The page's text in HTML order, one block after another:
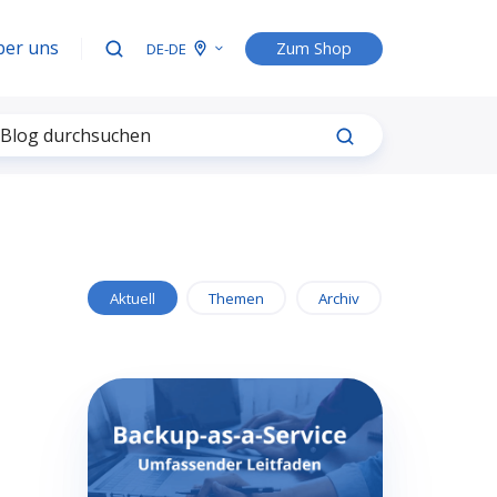
uns DE-DE Zum Shop
Aktuell Themen Archiv